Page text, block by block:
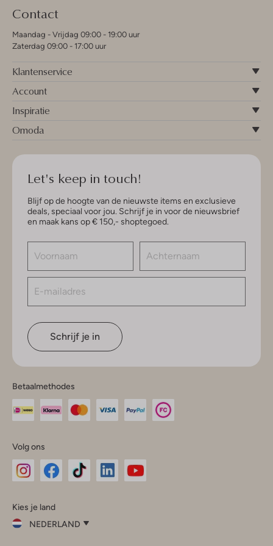
Contact
Maandag - Vrijdag 09:00 - 19:00 uur
Zaterdag 09:00 - 17:00 uur
Klantenservice
Account
Inspiratie
Omoda
Let's keep in touch!
Blijf op de hoogte van de nieuwste items en exclusieve
deals, speciaal voor jou. Schrijf je in voor de nieuwsbrief
en maak kans op € 150,- shoptegoed.
Schrijf je in
Betaalmethodes
Volg ons
InstagramFacebook
Kies je land
NEDERLAND